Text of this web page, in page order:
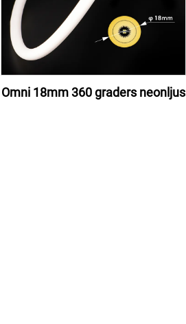
Omni 18mm 360 graders neonljus